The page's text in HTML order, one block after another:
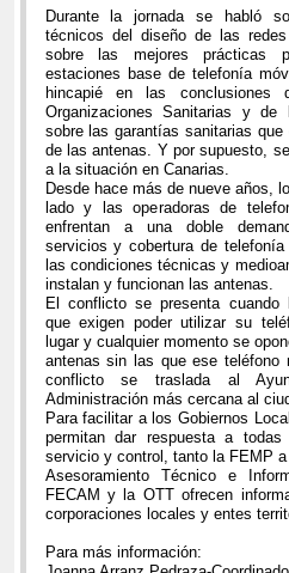
Durante la jornada se habló
técnicos del diseño de las redes
sobre las mejores prácticas
estaciones base de telefonía
hincapié en las
Organizaciones Sanitarias y de
sobre las garantías sanitarias
de las antenas. Y por supuesto,
a la situación en Canarias.
Desde hace más de nueve años,
lado y las operadoras de
enfrentan a una doble
servicios y cobertura de
las condiciones técnicas y
instalan y funcionan las antenas.
El conflicto se presenta cuando
que exigen poder utilizar su
lugar y cualquier momento se
antenas sin las que ese teléfono
conflicto se traslada al
Administración más cercana al
Para facilitar a los Gobiernos
permitan dar respuesta a
servicio y control, tanto la FEMP
Asesoramiento Técnico e
FECAM y la OTT ofrecen
corporaciones locales y entes
Para más información: